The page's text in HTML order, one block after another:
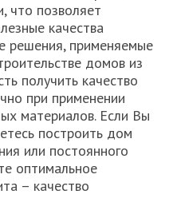
что позволяет
качества
решения, применяемые
домов из
получить качество
при применении
материалов. Если Вы
построить дом
или постоянного
оптимальное
– качество